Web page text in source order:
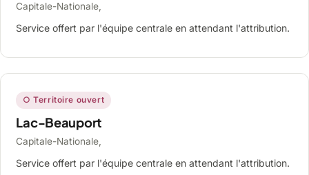
Capitale-Nationale,
Service offert par l'équipe centrale en attendant l'attribution.
○ Territoire ouvert
Lac-Beauport
Capitale-Nationale,
Service offert par l'équipe centrale en attendant l'attribution.